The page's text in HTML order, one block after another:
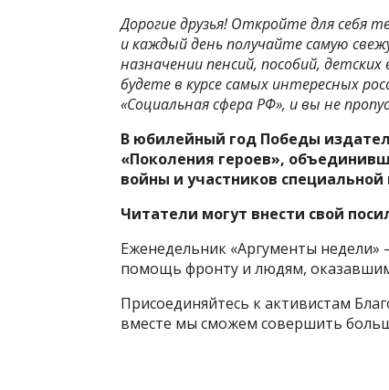
Дорогие друзья! Откройте для себя
и каждый день получайте самую
назначении пенсий, пособий,
будете в курсе самых интересных
«Социальная сфера РФ», и вы не
В юбилейный год Победы
«Поколения героев»,
войны и участников
Читатели могут внести свой
Еженедельник «Аргументы
помощь фронту и людям,
Присоединяйтесь к активистам
вместе мы сможем совершить